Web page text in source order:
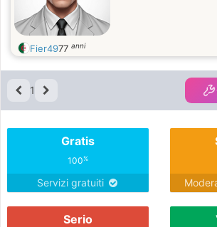
Fier4977 anni
1
Gratis
100%
Servizi gratuiti
Serio